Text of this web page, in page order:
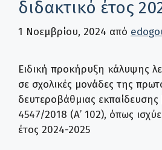
διδακτικό έτος
1 Νοεμβρίου, 2024 από
Ειδική προκήρυξη κάλυψης
σε σχολικές μονάδες της
δευτεροβάθμιας
4547/2018 (Α’ 102), όπως
έτος 2024-2025